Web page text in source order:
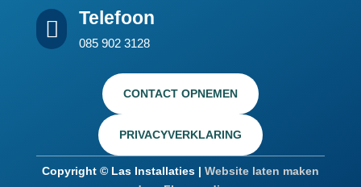
 Telefoon
085 902 3128
CONTACT OPNEMEN
PRIVACYVERKLARING
Copyright © Las Installaties | Website laten maken